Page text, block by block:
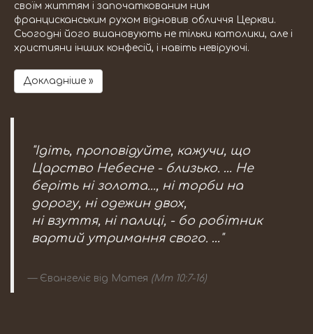
своїм життям і започаткованим ним
францисканським рухом відновив обличчя Церкви.
Сьогодні його вшановують не тільки католики, але і
християни інших конфесій, і навіть невіруючі.
Докладніше »
"Ідіть, проповідуйте, кажучи, що
Царство Небесне - близько. … Не
беріть ні золота..., ні торби на
дорогу, ні одежин двох,
ні взуття, ні палиці, - бо робітник
вартий утримання свого. …"
Євангеліє від Матея (Мт 10:7-16)